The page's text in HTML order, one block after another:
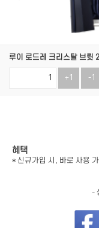
루이 로드레 크리스탈 브륏
+1 -1
혜택
* 신규가입 시, 바로 사용
-